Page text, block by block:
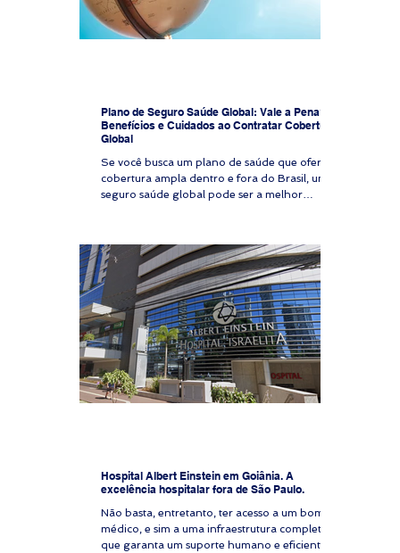
Plano de Seguro Saúde Global: Vale a Pena?
Benefícios e Cuidados ao Contratar Cobertura
Global
Se você busca um plano de saúde que ofereça
cobertura ampla dentro e fora do Brasil, um
seguro saúde global pode ser a melhor
exames e assistência em emergências globais,
esse tipo de cobertura está cada vez mais
presente entre executivos, expatriados,
investidores e quem valoriza atendimento
médico de alto nível. Mas será que vale a pena
contratar um plano de saúde global? Neste
artigo, vamos explora
Hospital Albert Einstein em Goiânia. A
excelência hospitalar fora de São Paulo.
Não basta, entretanto, ter acesso a um bom
médico, e sim a uma infraestrutura completa,
que garanta um suporte humano e eficiente.